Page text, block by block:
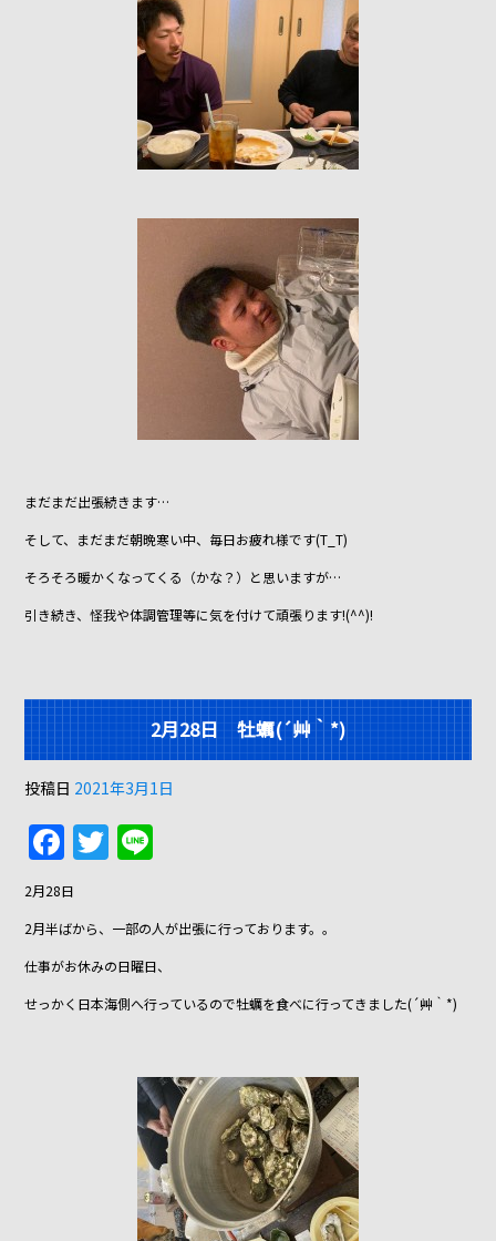
まだまだ出張続きます…
そして、まだまだ朝晩寒い中、毎日お疲れ様です(T_T)
そろそろ暖かくなってくる（かな？）と思いますが…
引き続き、怪我や体調管理等に気を付けて頑張ります!(^^)!
2月28日 牡蠣(´艸｀*)
投稿日 2021年3月1日
F
a
c
e
b
o
T
w
itt
er
e
2月28日
2月半ばから、一部の人が出張に行っております。。
仕事がお休みの日曜日、
せっかく日本海側へ行っているので牡蠣を食べに行ってきました(´艸｀*)